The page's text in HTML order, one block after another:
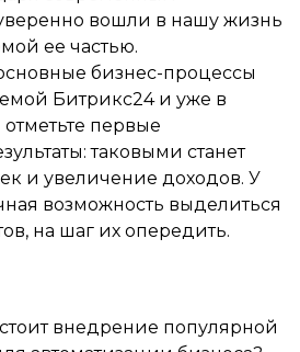
вошли в нашу жизнь
ее частью.
бизнес-процессы
Битрикс24 и уже в
первые
таковыми станет
и увеличение доходов. У
возможность выделиться
на шаг их опередить.
внедрение популярной